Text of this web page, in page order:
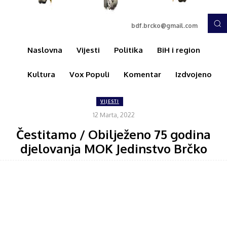
bdf.brcko@gmail.com
Naslovna Vijesti Politika BiH i region
Kultura Vox Populi Komentar Izdvojeno
VIJESTI
12 Marta, 2022
Čestitamo / Obilježeno 75 godina
djelovanja MOK Jedinstvo Brčko